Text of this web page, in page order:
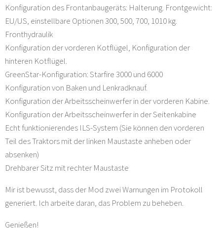
Konfiguration des Frontanbaugeräts: Halterung. Frontgewicht:
EU/US, einstellbare Optionen 300, 500, 700, 1010 kg.
Fronthydraulik
Konfiguration der vorderen Kotflügel, Konfiguration der
hinteren Kotflügel.
GreenStar-Konfiguration: Starfire 3000 und 6000
Konfiguration von Baken und Lenkradknauf.
Konfiguration der Arbeitsscheinwerfer in der vorderen Kabine.
Konfiguration der Arbeitsscheinwerfer in der Seitenkabine
Echt funktionierendes ILS-System (Sie können den vorderen
Teil des Traktors mit der linken Maustaste anheben oder
absenken)
Drehbarer Sitz mit rechter Maustaste
Mir ist bewusst, dass der Mod zwei Warnungen im Protokoll
generiert. Ich arbeite daran, das Problem zu beheben.
Genießen!